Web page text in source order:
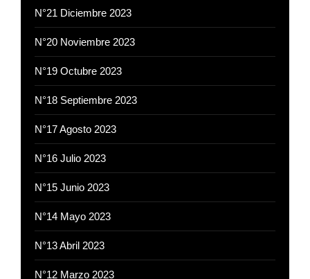
N°21 Diciembre 2023
N°20 Noviembre 2023
N°19 Octubre 2023
N°18 Septiembre 2023
N°17 Agosto 2023
N°16 Julio 2023
N°15 Junio 2023
N°14 Mayo 2023
N°13 Abril 2023
N°12 Marzo 2023